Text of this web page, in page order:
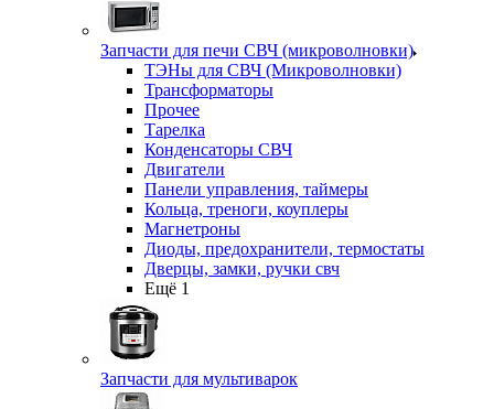
Запчасти для печи СВЧ (микроволновки)
ТЭНы для СВЧ (Микроволновки)
Трансформаторы
Прочее
Тарелка
Конденсаторы СВЧ
Двигатели
Панели управления, таймеры
Кольца, треноги, коуплеры
Магнетроны
Диоды, предохранители, термостаты
Дверцы, замки, ручки свч
Ещё 1
Запчасти для мультиварок